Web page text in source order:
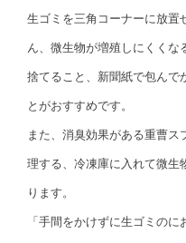
生ゴミを三角コーナーに放置
ん、微生物が増殖しにくくな
捨てること、新聞紙で包んで
とがおすすめです。
また、消臭効果がある重曹
理する、冷凍庫に入れて微生
ります。
「手間をかけずに生ゴミのに